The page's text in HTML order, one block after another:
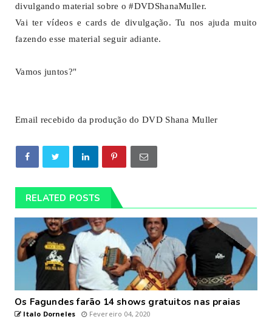
divulgando material sobre o #DVDShanaMuller.
Vai ter vídeos e cards de divulgação. Tu nos ajuda muito
fazendo esse material seguir adiante.
Vamos juntos?"
Email recebido da produção do DVD Shana Muller
RELATED POSTS
Os Fagundes farão 14 shows gratuitos nas praias
Italo Dorneles Fevereiro 04, 2020